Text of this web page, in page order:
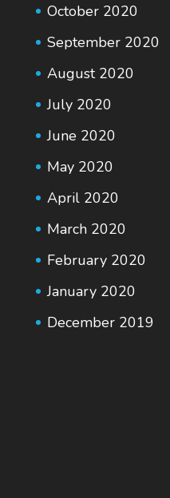
October 2020
September 2020
August 2020
July 2020
June 2020
May 2020
April 2020
March 2020
February 2020
January 2020
December 2019